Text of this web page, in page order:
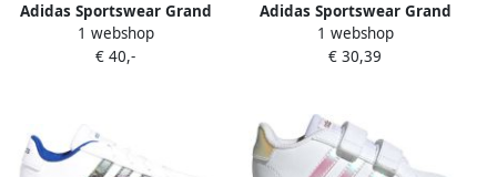
Adidas Sportswear Grand
Court 2.0 sneakers wit
lichtgrijs Imitatieleer 36 2 3
1 webshop
€ 40,-
Adidas Sportswear Grand
Court Sustainable Lifestyle
Court Schoenen met
1 webshop
€ 30,39